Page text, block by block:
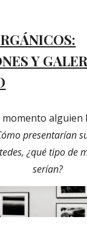
Y
momento alguien
presentarían
¿qué tipo de
serían?